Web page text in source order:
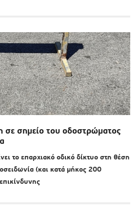
σε σημείο του οδοστρώματος
το επαρχιακό οδικό δίκτυο στη θέση
(και κατά μήκος 200